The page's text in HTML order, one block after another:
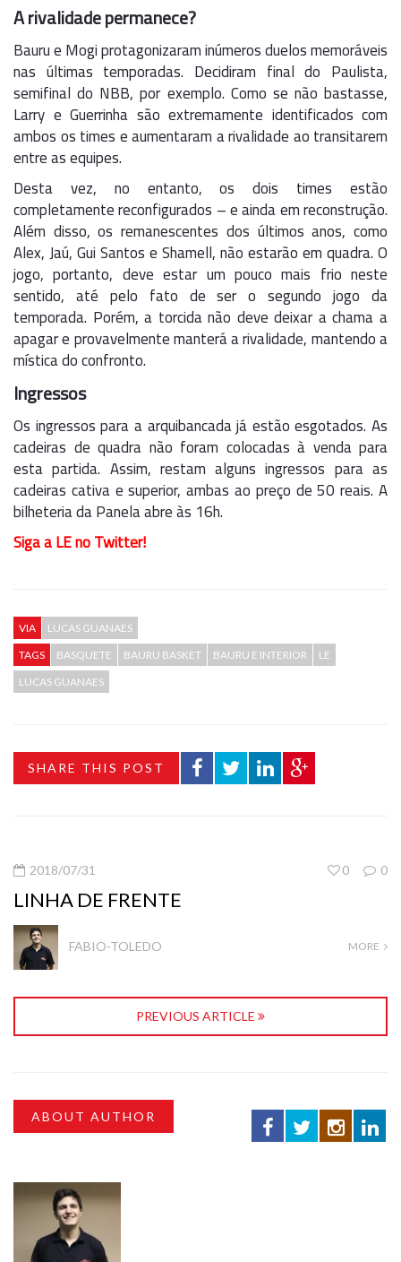
A rivalidade permanece?
Bauru e Mogi protagonizaram inúmeros duelos memoráveis
nas últimas temporadas. Decidiram final do Paulista,
semifinal do NBB, por exemplo. Como se não bastasse,
Larry e Guerrinha são extremamente identificados com
ambos os times e aumentaram a rivalidade ao transitarem
entre as equipes.
Desta vez, no entanto, os dois times estão
completamente reconfigurados – e ainda em reconstrução.
Além disso, os remanescentes dos últimos anos, como
Alex, Jaú, Gui Santos e Shamell, não estarão em quadra. O
jogo, portanto, deve estar um pouco mais frio neste
sentido, até pelo fato de ser o segundo jogo da
temporada. Porém, a torcida não deve deixar a chama a
apagar e provavelmente manterá a rivalidade, mantendo a
mística do confronto.
Ingressos
Os ingressos para a arquibancada já estão esgotados. As
cadeiras de quadra não foram colocadas à venda para
esta partida. Assim, restam alguns ingressos para as
cadeiras cativa e superior, ambas ao preço de 50 reais. A
bilheteria da Panela abre às 16h.
Siga a LE no Twitter!
VIA
LUCAS GUANAES
TAGS
BASQUETE BAURU BASKET BAURU E INTERIOR
LE
LUCAS GUANAES
SHARE THIS POST
2018/07/31 0
0
LINHA DE FRENTE
FABIO-TOLEDO MORE
PREVIOUS ARTICLE
ABOUT AUTHOR